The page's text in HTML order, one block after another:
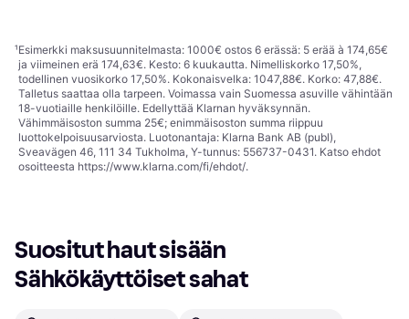
¹Esimerkki maksusuunnitelmasta: 1000€ ostos 6 erässä: 5 erää à 174,65€
ja viimeinen erä 174,63€. Kesto: 6 kuukautta. Nimelliskorko 17,50%,
todellinen vuosikorko 17,50%. Kokonaisvelka: 1047,88€. Korko: 47,88€.
Talletus saattaa olla tarpeen. Voimassa vain Suomessa asuville vähintään
18-vuotiaille henkilöille. Edellyttää Klarnan hyväksynnän.
Vähimmäisoston summa 25€; enimmäisoston summa riippuu
luottokelpoisuusarviosta. Luotonantaja: Klarna Bank AB (publ),
Sveavägen 46, 111 34 Tukholma, Y-tunnus: 556737-0431. Katso ehdot
osoitteesta https://www.klarna.com/fi/ehdot/.
Suositut haut sisään
Sähkökäyttöiset sahat